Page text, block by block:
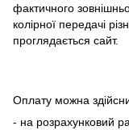
фактичного
колірної передачі
проглядається сайт.
Оплату можна
- на розрахунковий